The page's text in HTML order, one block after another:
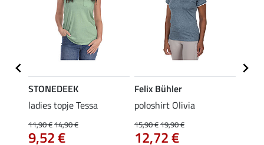
STONEDEEK
ladies topje Tessa
11,90 €14,90 €
9,52 €
Felix Bühler
poloshirt Olivia
15,90 €19,90 €
12,72 €